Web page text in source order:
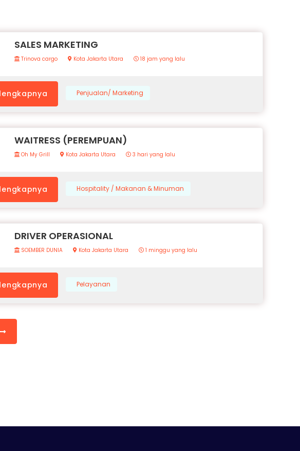
SALES MARKETING
Trinova cargo Kota Jakarta Utara 18 jam yang lalu
Penjualan/ Marketing
WAITRESS (PEREMPUAN)
Oh My Grill Kota Jakarta Utara 3 hari yang lalu
Hospitality / Makanan & Minuman
DRIVER OPERASIONAL
SOEMBER DUNIA Kota Jakarta Utara 1 minggu yang lalu
Pelayanan